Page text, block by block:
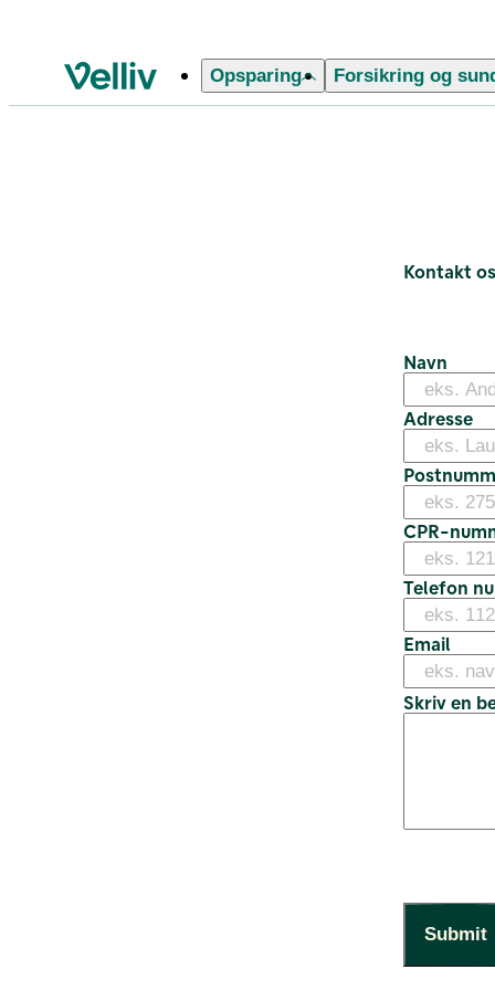
Velliv startside
Opsparing Forsikring og
Kontakt
Navn
Adresse
CPR-
Telefon
Email
Skriv en
Submit